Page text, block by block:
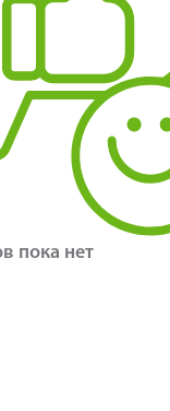
пока нет